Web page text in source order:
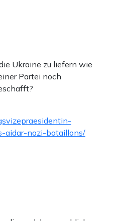
Ukraine zu liefern wie
Partei noch
aidar-nazi-bataillons/